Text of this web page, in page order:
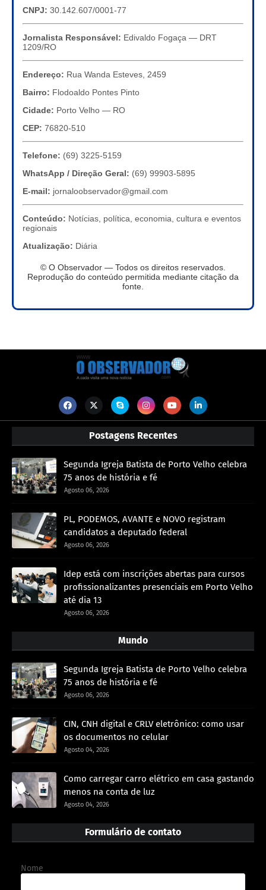
CNPJ: 30.142.607/0001-77
Jornalista Responsável: Edivaldo Fogaça — DRT
1209/RO
Endereço: Rua Wanda Esteves, 2459
Bairro: Flodoaldo Pontes Pinto
Cidade: Porto Velho — RO
CEP: 76820-510
Telefone: (69) 3225-5159
WhatsApp / Direção Geral: (69) 99903-5895
E-mail: jornaloobservador@gmail.com
Conteúdo: Notícias, política, economia, cultura e eventos
regionais
Atualização: Diária
© O Observador — Todos os direitos reservados.
Reprodução do conteúdo permitida mediante citação da
fonte.
Postagens Recentes
Segunda Igreja Batista de Porto Velho celebra
75 anos de história e fé
Agosto 06, 2026
PL, PODEMOS, AVANTE e NOVO registram
candidatos a deputado federal
Agosto 06, 2026
Idep está com inscrições abertas para cursos
profissionalizantes presenciais em Porto Velho
até dia 13
Agosto 06, 2026
Mundo
Segunda Igreja Batista de Porto Velho celebra
75 anos de história e fé
Agosto 06, 2026
CIN, CNH digital e CRLV eletrônico: como usar
os documentos no celular
Agosto 04, 2026
Como carregar carro elétrico em casa gastando
menos na conta de luz
Agosto 04, 2026
Formulário de contato
Nome